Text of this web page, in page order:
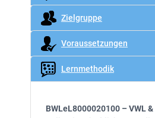
Zielgruppe
Voraussetzungen
Lernmethodik
BWLeL8000020100 – VWL